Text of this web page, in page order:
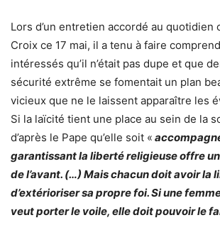
Lors d’un entretien accordé au quotidien
Croix ce 17 mai, il a tenu à faire
intéressés qu’il n’était pas dupe et que
sécurité extrême se fomentait un plan
vicieux que ne le laissent apparaître les
Si la laïcité tient une place au sein de la
d’après le Pape qu’elle soit «
garantissant la liberté religieuse offre
de l’avant. (…) Mais chacun doit avoir la
d’extérioriser sa propre foi. Si une
veut porter le voile, elle doit pouvoir le